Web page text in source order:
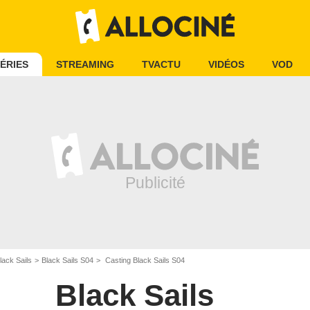
STREAMING TVACTU VIDÉOS VOD
Sails Black Sails S04 Casting Black Sails S04
Black Sails